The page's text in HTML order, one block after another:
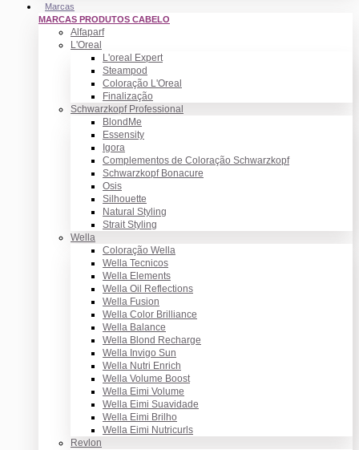
Marcas
MARCAS PRODUTOS CABELO
Alfaparf
L'Oreal
L'oreal Expert
Steampod
Coloração L'Oreal
Finalização
Schwarzkopf Professional
BlondMe
Essensity
Igora
Complementos de Coloração Schwarzkopf
Schwarzkopf Bonacure
Osis
Silhouette
Natural Styling
Strait Styling
Wella
Coloração Wella
Wella Tecnicos
Wella Elements
Wella Oil Reflections
Wella Fusion
Wella Color Brilliance
Wella Balance
Wella Blond Recharge
Wella Invigo Sun
Wella Nutri Enrich
Wella Volume Boost
Wella Eimi Volume
Wella Eimi Suavidade
Wella Eimi Brilho
Wella Eimi Nutricurls
Revlon